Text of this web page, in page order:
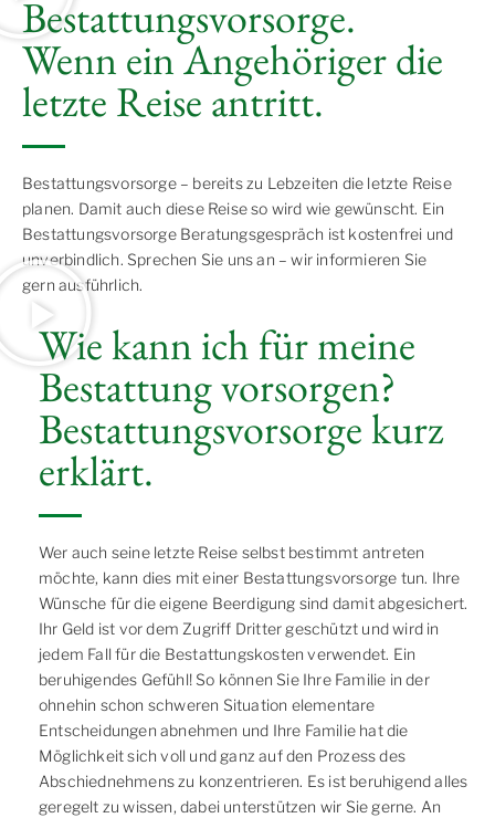
Bestattungsvorsorge.
Wenn ein Angehöriger die
letzte Reise antritt.
Bestattungsvorsorge – bereits zu Lebzeiten die letzte Reise
planen. Damit auch diese Reise so wird wie gewünscht. Ein
Bestattungsvorsorge Beratungsgespräch ist kostenfrei und
unverbindlich. Sprechen Sie uns an – wir informieren Sie
gern ausführlich.
Wie kann ich für meine
Bestattung vorsorgen?
Bestattungsvorsorge kurz
erklärt.
Wer auch seine letzte Reise selbst bestimmt antreten
möchte, kann dies mit einer Bestattungsvorsorge tun. Ihre
Wünsche für die eigene Beerdigung sind damit abgesichert.
Ihr Geld ist vor dem Zugriff Dritter geschützt und wird in
jedem Fall für die Bestattungskosten verwendet. Ein
beruhigendes Gefühl! So können Sie Ihre Familie in der
ohnehin schon schweren Situation elementare
Entscheidungen abnehmen und Ihre Familie hat die
Möglichkeit sich voll und ganz auf den Prozess des
Abschiednehmens zu konzentrieren. Es ist beruhigend alles
geregelt zu wissen, dabei unterstützen wir Sie gerne. An